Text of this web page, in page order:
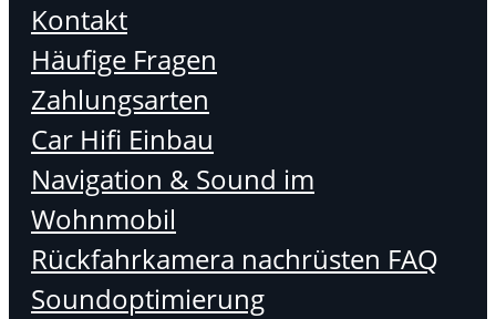
Kontakt
Häufige Fragen
Zahlungsarten
Car Hifi Einbau
Navigation & Sound im
Wohnmobil
Rückfahrkamera nachrüsten FAQ
Soundoptimierung